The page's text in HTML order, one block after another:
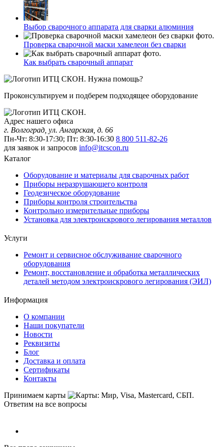
Выбор сварочного аппарата для сварки алюминия
Проверка сварочной маски хамелеон без сварки
Как выбрать сварочный аппарат
Нужна помощь?
Проконсультируем и подберем подходящее оборудование
Адрес нашего офиса
г. Волгоград, ул. Ангарская, д. 66
Пн-Чт: 8:30-17:30; Пт: 8:30-16:30 8 800 511-82-26
для заявок и запросов info@itcscon.ru
Каталог
Оборудование и материалы для сварочных работ
Приборы неразрушающего контроля
Геодезическое оборудование
Приборы контроля строительства
Контрольно измерительные приборы
Установка для электроискрового легирования металлов
Услуги
Ремонт и сервисное обслуживание сварочного
оборудования
Ремонт, восстановление и обработка металлических
деталей методом электроискрового легирования (ЭИЛ)
Информация
О компании
Наши покупатели
Новости
Реквизиты
Блог
Доставка и оплата
Сертификаты
Контакты
Принимаем карты
Ответим на все вопросы